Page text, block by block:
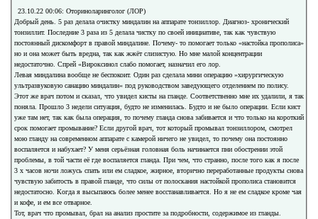
23.10.22 00:06: Оториноларинголог (ЛОР)
Добрый день. 5 раз делала очистку миндалин на аппарате тонзиллор. Диагноз- хронический
тонзиллит. Последние 3 раза из 5 делала чистку по своей инициативе, так как чувствую
постоянный дискомфорт в правой миндалине. Почему- то помогает только «настойка прополиса»
но и она может быть вредна, так как жжёт слизистую. Но мне малой концентрации
недостаточно. Спрей «Вироксинол слабо помогает, назначил его лор.
Левая миндалина вообще не беспокоит. Один раз сделала мини операцию »хирургическую
ультразвуковую санацию миндалин« под руководством заведующего отделением по полису.
Этот же врач потом и сказал, что увидел кисты на гланде. Соответственно мне их удалили, я так
поняла. Прошло 3 недели ситуация, будто не изменилась. Будто и не было операции. Если кист
уже там нет, так как была операция, то почему гланда снова забивается и что только на короткий
срок помогает промывание? Если другой врач, тот который промывал тонзиллором, смотрел
мою гланду на современном аппарате с камерой ничего не увидел, то почему она постоянно
воспаляется и набухает? У меня серьёзная головная боль начинается пни обострении этой
проблемы, в той части её где воспаляется гланда. При чем, что странно, после того как я после
3 х часов ночи ложусь спать или ем сладкое, жирное, вторично переработанные продукты снова
чувствую забитость в правой гланде, что силы от полоскания настойкой прополиса становится
недостатосно. Когда я высыпаюсь более менее восстанавливается. Но я не ем сладкое кроме чая
и кофе, и ем все отварное.
Тот, врач что промывал, брал на анализ простите за подробности, содержимое из гланды.